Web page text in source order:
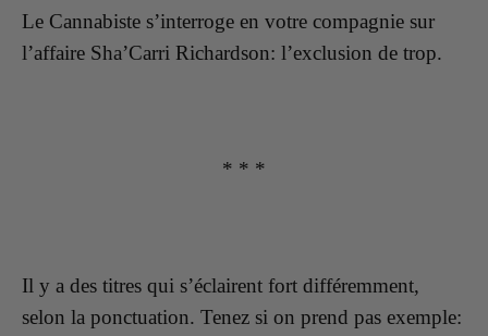
Le Cannabiste s’interroge en votre compagnie sur
l’affaire Sha’Carri Richardson: l’exclusion de trop.
* * *
Il y a des titres qui s’éclairent fort différemment,
selon la ponctuation. Tenez si on prend pas exemple: